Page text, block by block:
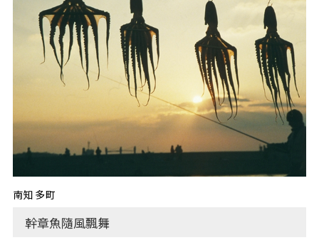
南知多町
幹章魚隨風飄舞